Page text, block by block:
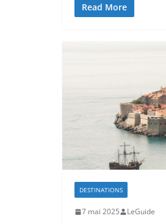
Read More
DESTINATIONS
7 mai 2025 LeGuide